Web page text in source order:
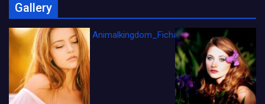
Gallery
Animalkingdom_FichaCine